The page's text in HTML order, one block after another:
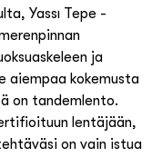
Yassı Tepe -
ja
aiempaa kokemusta
on tandemlento.
lentäjään,
on vain istua